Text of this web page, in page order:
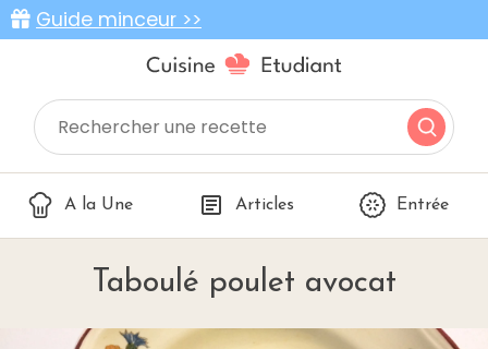
Guide minceur >>
A la Une Articles Entrée
Taboulé poulet avocat